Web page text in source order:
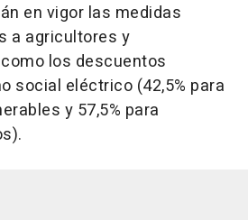
en vigor las medidas
a agricultores y
los descuentos
social eléctrico (42,5% para
y 57,5% para